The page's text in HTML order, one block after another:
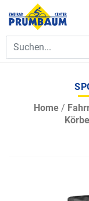
Home/
Körbe